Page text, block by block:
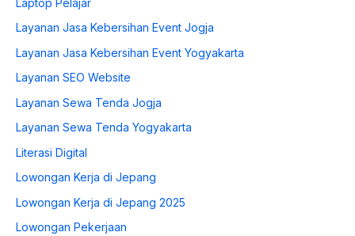
Layanan Jasa Kebersihan Event Jogja
Layanan Jasa Kebersihan Event Yogyakarta
Layanan SEO Website
Layanan Sewa Tenda Jogja
Layanan Sewa Tenda Yogyakarta
Literasi Digital
Lowongan Kerja di Jepang
Lowongan Kerja di Jepang 2025
Lowongan Pekerjaan